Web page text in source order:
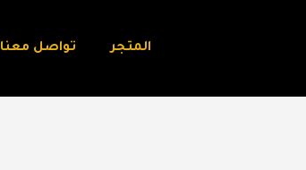
المتجر تواصل معنا